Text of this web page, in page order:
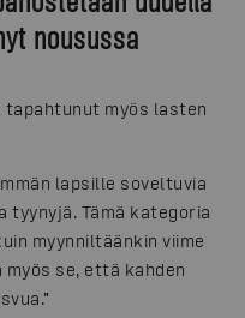
nousussa
tapahtunut myös lasten
lapsille soveltuvia
Tämä kategoria
myynniltäänkin viime
myös se, että kahden